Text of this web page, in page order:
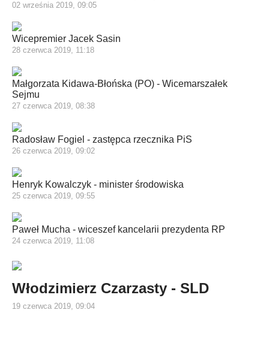
02 września 2019, 09:05
Wicepremier Jacek Sasin
28 czerwca 2019, 11:18
Małgorzata Kidawa-Błońska (PO) - Wicemarszałek
Sejmu
27 czerwca 2019, 08:38
Radosław Fogiel - zastępca rzecznika PiS
26 czerwca 2019, 09:02
Henryk Kowalczyk - minister środowiska
25 czerwca 2019, 09:55
Paweł Mucha - wiceszef kancelarii prezydenta RP
24 czerwca 2019, 11:08
Włodzimierz Czarzasty - SLD
19 czerwca 2019, 09:04